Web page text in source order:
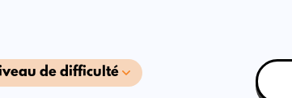
de difficulté